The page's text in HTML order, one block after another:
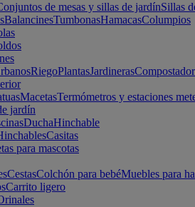
de mesas y sillas de jardínSillas
BalancinesTumbonasHamacasColumpios
RiegoPlantasJardineras
MacetasTermómetros y estaciones
jardín
DuchaHinchable
Casitas
para mascotas
CestasColchón para bebéMuebles para
Carrito ligero